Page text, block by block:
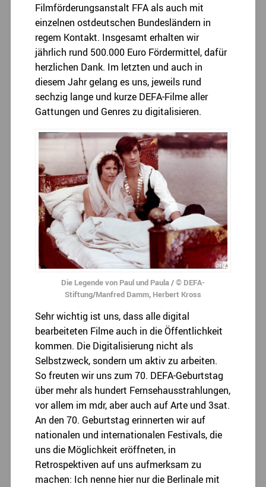
Filmförderungsanstalt FFA als auch mit
einzelnen ostdeutschen Bundesländern in
regem Kontakt. Insgesamt erhalten wir
jährlich rund 500.000 Euro Fördermittel, dafür
herzlichen Dank. Im letzten und auch in
diesem Jahr gelang es uns, jeweils rund
sechzig lange und kurze DEFA-Filme aller
Gattungen und Genres zu digitalisieren.
Die Legende von Paul und Paula / © DEFA-
Stiftung/Manfred Damm, Herbert Kross
Sehr wichtig ist uns, dass alle digital
bearbeiteten Filme auch in die Öffentlichkeit
kommen. Die Digitalisierung nicht als
Selbstzweck, sondern um aktiv zu arbeiten.
So freuten wir uns zum 70. DEFA-Geburtstag
über mehr als hundert Fernsehausstrahlungen,
vor allem im mdr, aber auch auf Arte und 3sat.
An den 70. Geburtstag erinnerten wir auf
nationalen und internationalen Festivals, die
uns die Möglichkeit eröffneten, in
Retrospektiven auf uns aufmerksam zu
machen: Ich nenne hier nur die Berlinale mit